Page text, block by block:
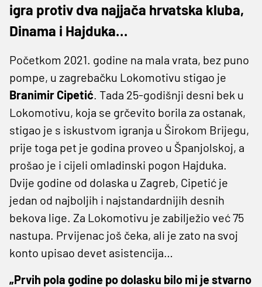
igra protiv dva najjača hrvatska kluba,
Dinama i Hajduka…
Početkom 2021. godine na mala vrata, bez puno
pompe, u zagrebačku Lokomotivu stigao je
Branimir Cipetić. Tada 25-godišnji desni bek u
Lokomotivu, koja se grčevito borila za ostanak,
stigao je s iskustvom igranja u Širokom Brijegu,
prije toga pet je godina proveo u Španjolskoj, a
prošao je i cijeli omladinski pogon Hajduka.
Dvije godine od dolaska u Zagreb, Cipetić je
jedan od najboljih i najstandardnijih desnih
bekova lige. Za Lokomotivu je zabilježio već 75
nastupa. Prvijenac još čeka, ali je zato na svoj
konto upisao devet asistencija…
„Prvih pola godine po dolasku bilo mi je stvarno